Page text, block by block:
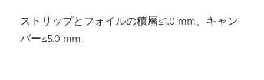
ストリップとフォイルの積層≤1.0 mm、キャン
バー≤5.0 mm。